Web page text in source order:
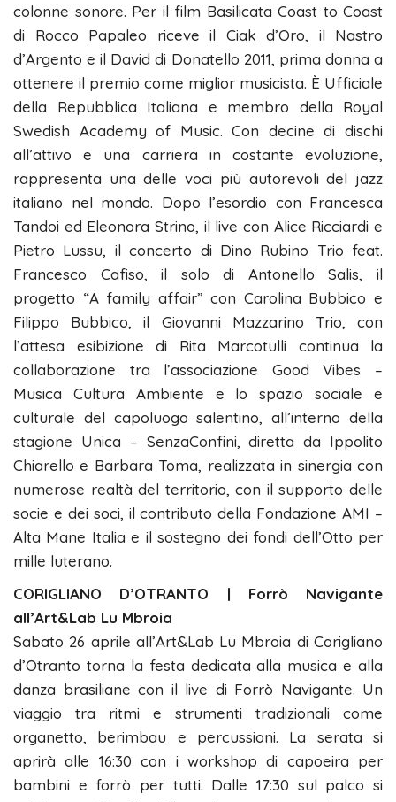
colonne sonore. Per il film Basilicata Coast to Coast
di Rocco Papaleo riceve il Ciak d’Oro, il Nastro
d’Argento e il David di Donatello 2011, prima donna a
ottenere il premio come miglior musicista. È Ufficiale
della Repubblica Italiana e membro della Royal
Swedish Academy of Music. Con decine di dischi
all’attivo e una carriera in costante evoluzione,
rappresenta una delle voci più autorevoli del jazz
italiano nel mondo. Dopo l’esordio con Francesca
Tandoi ed Eleonora Strino, il live con Alice Ricciardi e
Pietro Lussu, il concerto di Dino Rubino Trio feat.
Francesco Cafiso, il solo di Antonello Salis, il
progetto “A family affair” con Carolina Bubbico e
Filippo Bubbico, il Giovanni Mazzarino Trio, con
l’attesa esibizione di Rita Marcotulli continua la
collaborazione tra l’associazione Good Vibes –
Musica Cultura Ambiente e lo spazio sociale e
culturale del capoluogo salentino, all’interno della
stagione Unica – SenzaConfini, diretta da Ippolito
Chiarello e Barbara Toma, realizzata in sinergia con
numerose realtà del territorio, con il supporto delle
socie e dei soci, il contributo della Fondazione AMI –
Alta Mane Italia e il sostegno dei fondi dell’Otto per
mille luterano.
CORIGLIANO D’OTRANTO | Forrò Navigante
all’Art&Lab Lu Mbroia
Sabato 26 aprile all’Art&Lab Lu Mbroia di Corigliano
d’Otranto torna la festa dedicata alla musica e alla
danza brasiliane con il live di Forrò Navigante. Un
viaggio tra ritmi e strumenti tradizionali come
organetto, berimbau e percussioni. La serata si
aprirà alle 16:30 con i workshop di capoeira per
bambini e forrò per tutti. Dalle 17:30 sul palco si